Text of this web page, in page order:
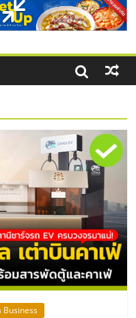
คุ้มค่าและตอบ
Business